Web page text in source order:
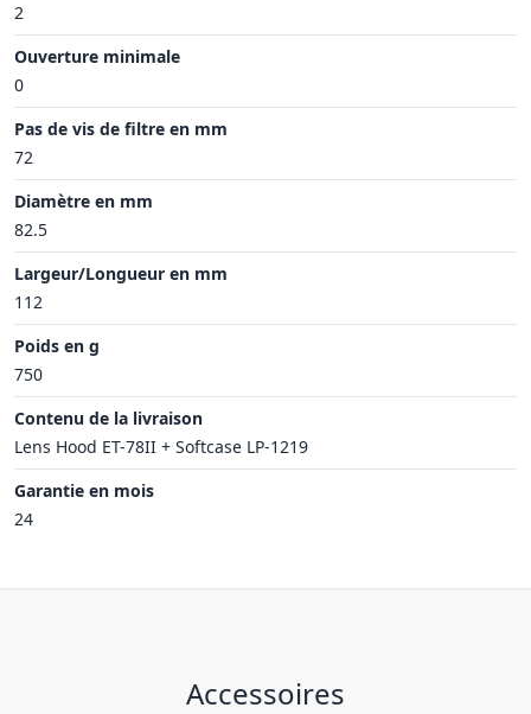
2
Ouverture minimale
0
Pas de vis de filtre en mm
72
Diamètre en mm
82.5
Largeur/Longueur en mm
112
Poids en g
750
Contenu de la livraison
Lens Hood ET-78II + Softcase LP-1219
Garantie en mois
24
Accessoires